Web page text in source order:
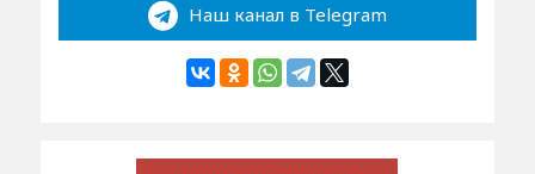
Наш канал в Telegram